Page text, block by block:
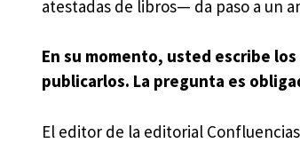
atestadas de libros— da paso a un
En su momento, usted escribe
publicarlos. La pregunta es
El editor de la editorial